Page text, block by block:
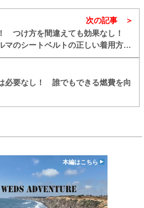
必要なし！ 誰でもできる燃費を向
次の記事
つけ方を間違えても効果なし！
マのシートベルトの正しい着用方法
本編はこちら